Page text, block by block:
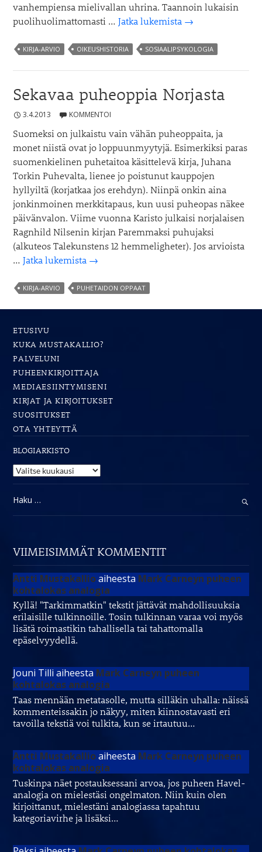
vanhempiensa mielivallan uhrina. Taannoin lukaisin
puolihuolimattomasti …Jatka lukemista Ruotsin
oikeusskandaali
→
KIRJA-ARVIO OIKEUSHISTORIA SOSIAALIPSYKOLOGIA
Sekavaa puheoppia Norjasta
3.4.2013 KOMMENTOI
Suomeksi on julkaistu vain vähän puheoppaita, ja
monet niistä ovat jo loppuunmyytyjä. Esimerkiksi paras
suomenkielinen puhetaitoa käsittelevä kirja, Juhana
Torkin Puhevalta, lienee jo poistunut kauppojen
hyllyiltä (korjatkaa jos erehdyn). Niinpä onkin aina
jonkinmoinen merkkitapaus, kun uusi puheopas näkee
päivänvalon. Viime vuonna Karisto julkaisi norjalaisen
Ragnhild Nilsenin kirjan Paremmaksi puhujaksi
(alkuteos Talekunstens 12 hemmeligheter). Jos arvioista
…Jatka lukemista Sekavaa
Norjasta
→
KIRJA-ARVIO PUHETAIDON OPPAAT
ETUSIVU
KUKA MUSTAKALLIO?
PALVELUNI
PUHEENKIRJOITTAJA
MEDIAESIINTYMISENI
KIRJAT JA KIRJOITUKSET
SUOSITUKSET
OTA YHTEYTTÄ
BLOGIARKISTO
Blogiarkisto
Haku:
VIIMEISIMMÄT KOMMENTIT
Antti Mustakallioaiheesta Mark Carneyn puheen
kohtalokas analogia
Kyllä! "Tarkimmatkin" tekstit jättävät mahdollisuuksia
erilaisille tulkinnoille. Tosin tulkinnan varaa voi myös
lisätä roimastikin tahallisella tai tahattomalla
epäselvyydellä.
Jouni Tilli aiheesta Mark Carneyn puheen
kohtalokas analogia
Taas mennään metatasolle, mutta silläkin uhalla: näissä
kommenteissakin jo näkyy, miten kiinnostavasti eri
tavoilla tekstiä voi tulkita, kun se irtautuu…
Antti Mustakallioaiheesta Mark Carneyn puheen
kohtalokas analogia
Tuskinpa näet postauksessani arvoa, jos puheen Havel-
analogia on mielestäsi ongelmaton. Niin kuin olen
kirjoittanut, mielestäni analogiassa tapahtuu
kategoriavirhe ja lisäksi…